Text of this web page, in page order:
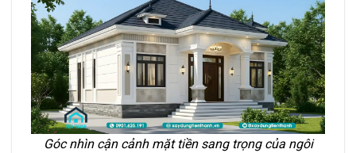
Góc nhìn cận cảnh mặt tiền sang trọng của ngôi